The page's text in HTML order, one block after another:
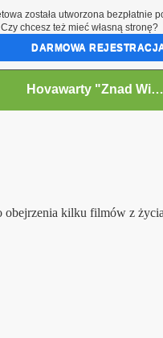
Hovawarty "Znad Wielkiego Kanału" FCI
obejrzenia kilku filmów z
została utworzona bezpłatnie
Czy chcesz też mieć własną stronę?
DARMOWA